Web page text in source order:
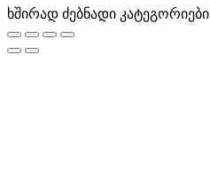
ხშირად ძებნადი კატეგორიები